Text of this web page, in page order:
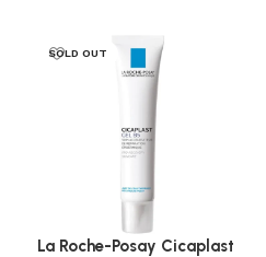
SOLD OUT
La Roche-Posay Cicaplast